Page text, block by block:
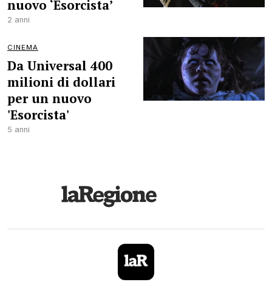
nuovo ‘Esorcista’
2 anni
CINEMA
Da Universal 400
milioni di dollari
per un nuovo
'Esorcista'
5 anni